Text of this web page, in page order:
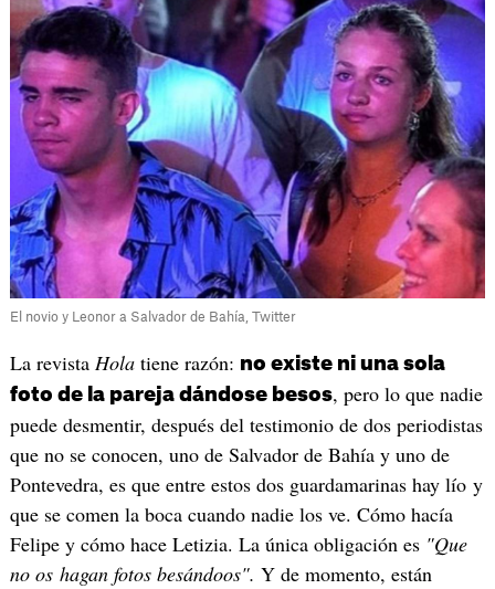
El novio y Leonor a Salvador de Bahía, Twitter
La revista Holatiene razón: no existe ni una sola
foto de la pareja dándose besos, pero lo que nadie
puede desmentir, después del testimonio de dos periodistas
que no se conocen, uno de Salvador de Bahía y uno de
Pontevedra, es que entre estos dos guardamarinas hay lío y
que se comen la boca cuando nadie los ve. Cómo hacía
Felipe y cómo hace Letizia. La única obligación es "Que
no os hagan fotos besándoos". Y de momento, están